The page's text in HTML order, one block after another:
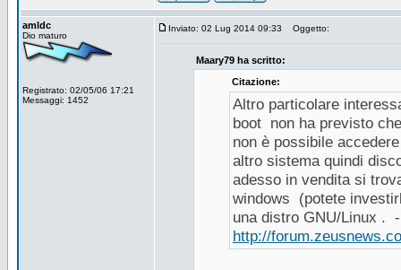
amldc
Dio maturo
Registrato: 02/05/06 17:21
Messaggi: 1452
Inviato: 02 Lug 2014 09:33 Oggetto:
Maary79 ha scritto:
Citazione:
Altro particolare
boot non ha previsto
non è possibile
altro sistema quindi
adesso in vendita si
windows (potete
una distro GNU/Linux .
http://